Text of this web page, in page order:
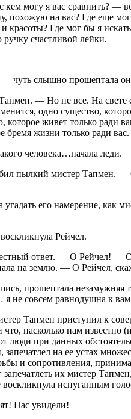
могу я вас сравнить? —
похожую на вас? Где еще
и красоты? Где мог бы я
счастливой лейки.
слышно прошептала
— Но не все. На свете
одно существо,
живет только ради
бремя жизни только ради вас.
человека…начала леди.
пылкий мистер Тапмен. —
его намерение, как
Рейчел.
ответ. — О Рейчел! —
на землю. — О Рейчел,
прошептала незамужняя
не совсем равнодушна к
Тапмен приступил к
что, насколько нам
люди при данных
на ее устах
и сопротивления,
их мистер
испуганным
Нас увидели!